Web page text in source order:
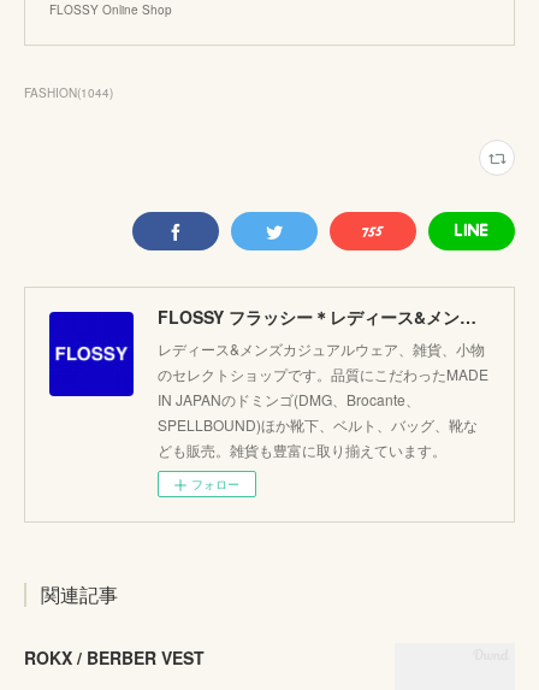
FLOSSY Online Shop
FASHION(1044)
FLOSSY フラッシー＊レディース&メンズカジュアルのセレクトショップ。JAPANブランド他こだわりのアイテムがたくさん！
レディース&メンズカジュアルウェア、雑貨、小物
のセレクトショップです。品質にこだわったMADE
IN JAPANのドミンゴ(DMG、Brocante、
SPELLBOUND)ほか靴下、ベルト、バッグ、靴な
ども販売。雑貨も豊富に取り揃えています。
フォロー
関連記事
ROKX / BERBER VEST